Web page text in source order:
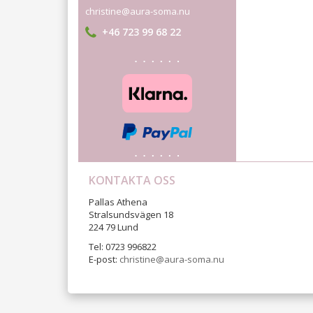
christine@aura-soma.nu
+46 723 99 68 22
KONTAKTA OSS
Pallas Athena
Stralsundsvägen 18
224 79 Lund
Tel: 0723 996822
E-post: christine@aura-soma.nu